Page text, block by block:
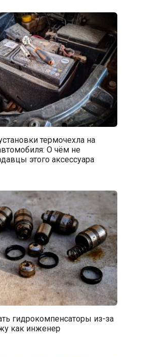
термочехла на
О чём не
этого аксессуара
гидрокомпенсаторы из-за
как инженер